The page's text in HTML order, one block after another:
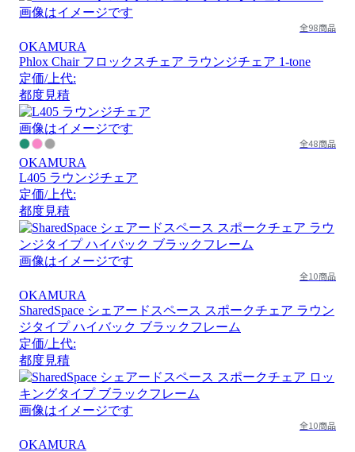
画像はイメージです
全98商品
OKAMURA
Phlox Chair フロックスチェア ラウンジチェア 1-tone
定価/上代:
都度見積
画像はイメージです
全48商品
OKAMURA
L405 ラウンジチェア
定価/上代:
都度見積
画像はイメージです
全10商品
OKAMURA
SharedSpace シェアードスペース スポークチェア ラウン
ジタイプ ハイバック ブラックフレーム
定価/上代:
都度見積
画像はイメージです
全10商品
OKAMURA